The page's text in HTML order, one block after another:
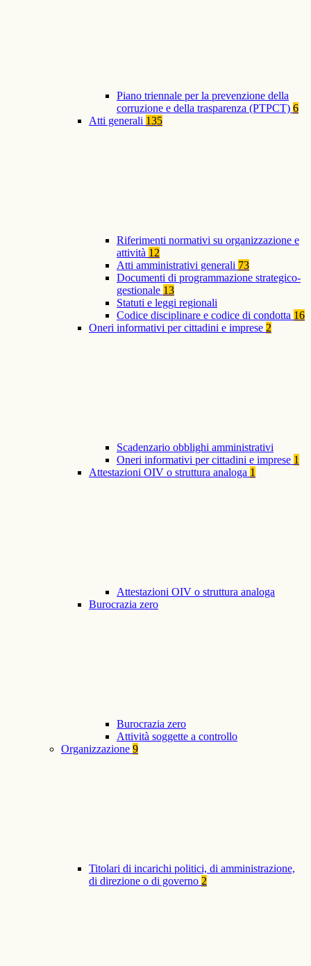
Piano triennale per la prevenzione della
corruzione e della trasparenza (PTPCT) 6
Atti generali 135
Riferimenti normativi su organizzazione e
attività 12
Atti amministrativi generali 73
Documenti di programmazione strategico-
gestionale 13
Statuti e leggi regionali
Codice disciplinare e codice di condotta 16
Oneri informativi per cittadini e imprese 2
Scadenzario obblighi amministrativi
Oneri informativi per cittadini e imprese 1
Attestazioni OIV o struttura analoga 1
Attestazioni OIV o struttura analoga
Burocrazia zero
Burocrazia zero
Attività soggette a controllo
Organizzazione 9
Titolari di incarichi politici, di amministrazione,
di direzione o di governo 2